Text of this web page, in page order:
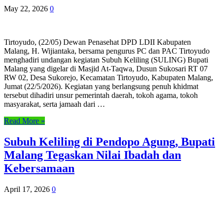
May 22, 2026 0
Tirtoyudo, (22/05) Dewan Penasehat DPD LDII Kabupaten
Malang, H. Wijiantaka, bersama pengurus PC dan PAC Tirtoyudo
menghadiri undangan kegiatan Subuh Keliling (SULING) Bupati
Malang yang digelar di Masjid At-Taqwa, Dusun Sukosari RT 07
RW 02, Desa Sukorejo, Kecamatan Tirtoyudo, Kabupaten Malang,
Jumat (22/5/2026). Kegiatan yang berlangsung penuh khidmat
tersebut dihadiri unsur pemerintah daerah, tokoh agama, tokoh
masyarakat, serta jamaah dari …
Read More »
Subuh Keliling di Pendopo Agung, Bupati
Malang Tegaskan Nilai Ibadah dan
Kebersamaan
April 17, 2026 0